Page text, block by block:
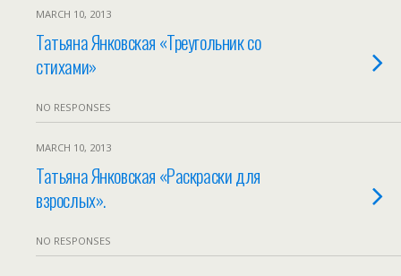
MARCH 10, 2013
Татьяна Янковская «Треугольник со
стихами»
NO RESPONSES
MARCH 10, 2013
Татьяна Янковская «Раскраски для
взрослых».
NO RESPONSES